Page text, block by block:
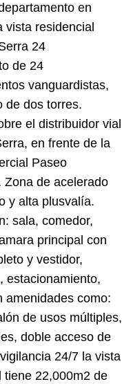
en
vista residencial
24
de 24
vanguardistas,
de dos torres.
el distribuidor vial
en frente de la
Paseo
Zona de acelerado
y alta plusvalía.
sala, comedor,
principal con
y vestidor,
estacionamiento,
amenidades como:
de usos múltiples,
doble acceso de
24/7 la vista
tiene 22,000m2 de